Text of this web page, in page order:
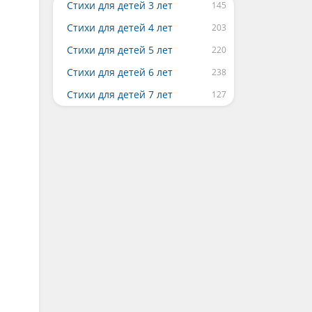
Стихи для детей 3 лет
Стихи для детей 4 лет
Стихи для детей 5 лет
Стихи для детей 6 лет
Стихи для детей 7 лет